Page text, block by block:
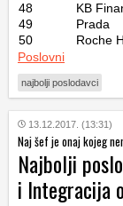
48
KB
49
Prada
50
Roche
Poslovni
najbolji poslodavci
13.12.2017. (13:31)
Naj šef je onaj kojeg
Najbolji
i Integracija